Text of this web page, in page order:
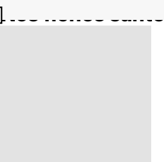
Nos fiches santé